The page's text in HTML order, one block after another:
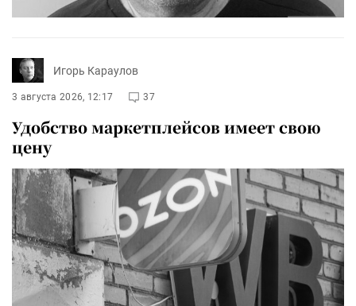
Игорь Караулов
3 августа 2026, 12:17 37
Удобство маркетплейсов имеет свою
цену